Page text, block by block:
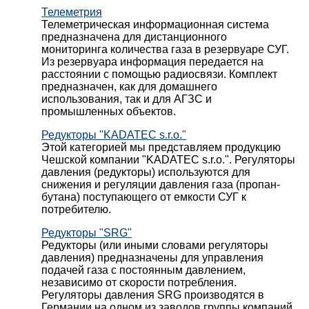
Телеметрия
Телеметрическая информационная система
предназначена для дистанционного
мониторинга количества газа в резервуаре СУГ.
Из резервуара информация передается на
расстоянии с помощью радиосвязи. Комплект
предназначен, как для домашнего
использования, так и для АГЗС и
промышленных объектов.
Редукторы "KADATEC s.r.o."
Этой категорией мы представляем продукцию
Чешской компании "KADATEC s.r.o.". Регуляторы
давления (редукторы) используются для
снижения и регуляции давления газа (пропан-
бутана) поступающего от емкости СУГ к
потребителю.
Редукторы "SRG"
Редукторы (или иными словами регуляторы
давления) предназначены для управления
подачей газа с постоянным давлением,
независимо от скорости потребления.
Регуляторы давления SRG производятся в